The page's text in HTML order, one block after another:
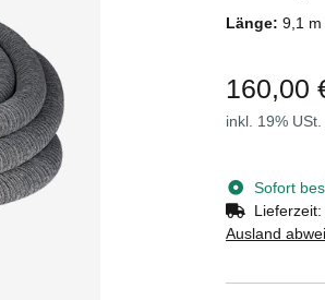
Länge: 9,1 m
160,00
inkl. 19% USt.
Sofort
Lieferzeit:
Ausland